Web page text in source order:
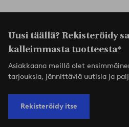
Uusi täällä? Rekisteröidy
kalleimmasta tuotteesta*
Asiakkaana meillä olet
tarjouksia, jännittäviä uutisia ja
Rekisteröidy itse